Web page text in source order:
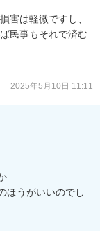
害は軽微ですし、
民事もそれで済む
2025年5月10日 11:11
ほうがいいのでし